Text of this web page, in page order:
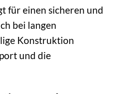
für einen sicheren und
bei langen
Konstruktion
und die